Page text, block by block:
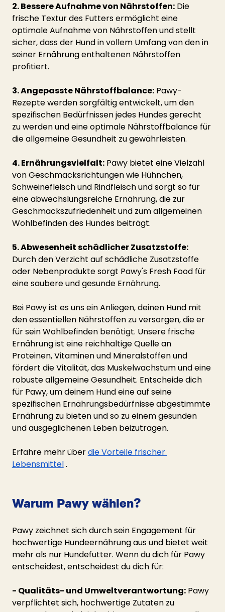
2. Bessere Aufnahme von Nährstoffen: Die
frische Textur des Futters ermöglicht eine
optimale Aufnahme von Nährstoffen und stellt
sicher, dass der Hund in vollem Umfang von den in
seiner Ernährung enthaltenen Nährstoffen
profitiert.
3. Angepasste Nährstoffbalance: Pawy-
Rezepte werden sorgfältig entwickelt, um den
spezifischen Bedürfnissen jedes Hundes gerecht
zu werden und eine optimale Nährstoffbalance für
die allgemeine Gesundheit zu gewährleisten.
4. Ernährungsvielfalt: Pawy bietet eine Vielzahl
von Geschmacksrichtungen wie Hühnchen,
Schweinefleisch und Rindfleisch und sorgt so für
eine abwechslungsreiche Ernährung, die zur
Geschmackszufriedenheit und zum allgemeinen
Wohlbefinden des Hundes beiträgt.
5. Abwesenheit schädlicher Zusatzstoffe:
Durch den Verzicht auf schädliche Zusatzstoffe
oder Nebenprodukte sorgt Pawy's Fresh Food für
eine saubere und gesunde Ernährung.
Bei Pawy ist es uns ein Anliegen, deinen Hund mit
den essentiellen Nährstoffen zu versorgen, die er
für sein Wohlbefinden benötigt. Unsere frische
Ernährung ist eine reichhaltige Quelle an
Proteinen, Vitaminen und Mineralstoffen und
fördert die Vitalität, das Muskelwachstum und eine
robuste allgemeine Gesundheit. Entscheide dich
für Pawy, um deinem Hund eine auf seine
spezifischen Ernährungsbedürfnisse abgestimmte
Ernährung zu bieten und so zu einem gesunden
und ausgeglichenen Leben beizutragen.
Erfahre mehr überdie Vorteile frischer
Lebensmittel.
Warum Pawy wählen?
Pawy zeichnet sich durch sein Engagement für
hochwertige Hundeernährung aus und bietet weit
mehr als nur Hundefutter. Wenn du dich für Pawy
entscheidest, entscheidest du dich für:
- Qualitäts- und Umweltverantwortung: Pawy
verpflichtet sich, hochwertige Zutaten zu